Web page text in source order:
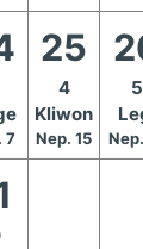
7
25
4
Kliwon
Nep. 15
5